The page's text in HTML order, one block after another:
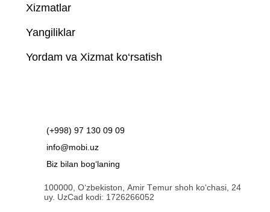
Xizmatlar
Yangiliklar
Yordam va Xizmat ko‘rsatish
(+998) 97 130 09 09
info@mobi.uz
Biz bilan bog‘laning
100000, O‘zbekiston, Аmir Tеmur shoh ko‘chаsi, 24
uy. UzCad kodi: 1726266052